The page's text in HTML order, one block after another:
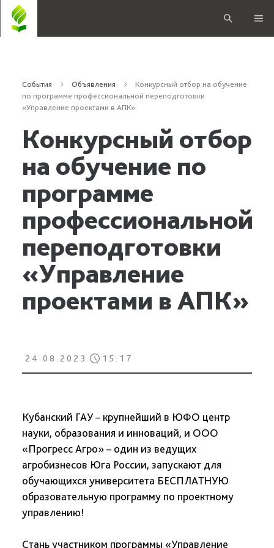
События Объявления
Конкурсный отбор на обучение
по программе профессиональной переподготовки
«Управление проектами в АПК»
Конкурсный отбор
на обучение по
программе
профессиональной
переподготовки
«Управление
проектами в АПК»
24.08.2023 15:17
Кубанский ГАУ – крупнейший в ЮФО центр
науки, образования и инноваций, и ООО
«Прогресс Агро» – один из ведущих
агробизнесов Юга России, запускают для
обучающихся университета БЕСПЛАТНУЮ
образовательную программу по проектному
управлению!
Стань участником программы «Управление